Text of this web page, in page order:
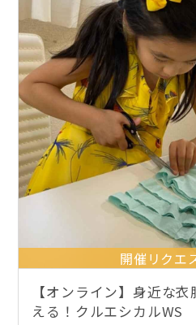
開催リクエ
【オンライン】身近な
える！クルエシカルWS